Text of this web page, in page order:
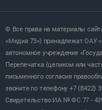
© Все права на материалы
«Медиа 73») принадлежат ОАУ
автономное учреждение
Перепечатка (целиком или
письменного согласия
звоните по телефону +7 (8422)
Свидетельство ИА № ФС 77 -